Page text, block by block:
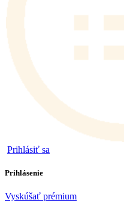
Prihlásiť sa
Prihlásenie
Vyskúšať prémium